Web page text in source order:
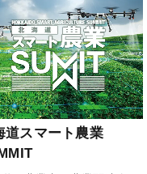
道スマート農業